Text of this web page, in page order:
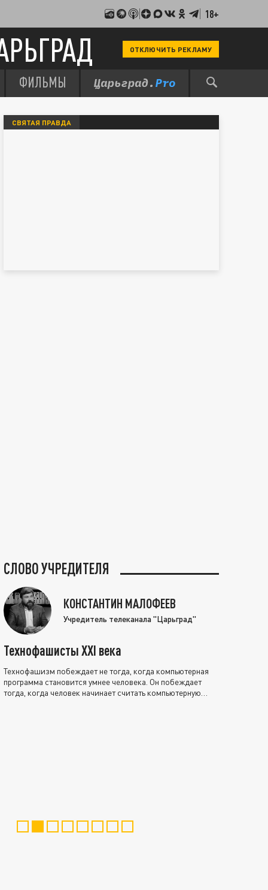
18+
ОТКЛЮЧИТЬ РЕКЛАМУ
ФИЛЬМЫ
СВЯТАЯ ПРАВДА
СЛОВО УЧРЕДИТЕЛЯ
КОНСТАНТИН МАЛОФЕЕВ
Учредитель телеканала "Царьград"
Технофашисты XXI века
Технофашизм побеждает не тогда, когда компьютерная
программа становится умнее человека. Он побеждает
тогда, когда человек начинает считать компьютерную